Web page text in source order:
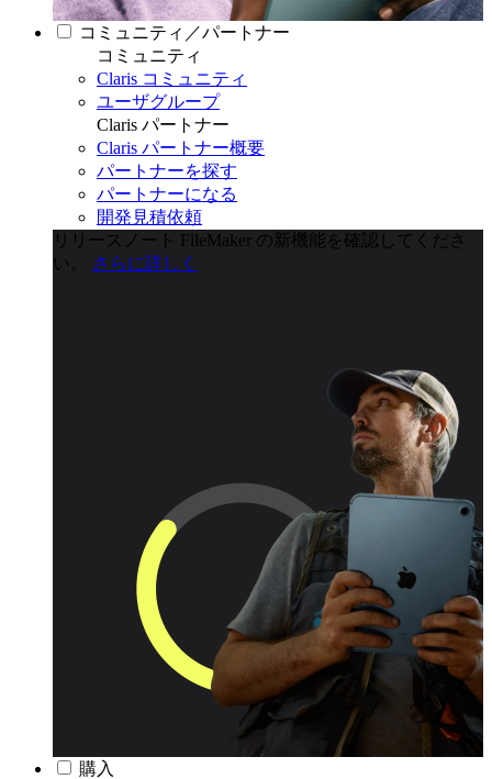
コミュニティ／パートナー
コミュニティ
Claris コミュニティ
ユーザグループ
Claris パートナー
Claris パートナー概要
パートナーを探す
パートナーになる
開発見積依頼
リリースノート
FileMaker の新機能を確認してくださ
い。
さらに詳しく
購入